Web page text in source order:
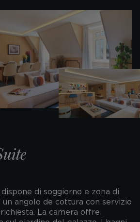
di soggiorno e zona di
un angolo de cottura con servizio
La camera offre